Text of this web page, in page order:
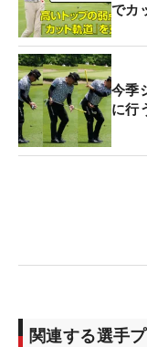
でカ
今季
に行
関連する選手